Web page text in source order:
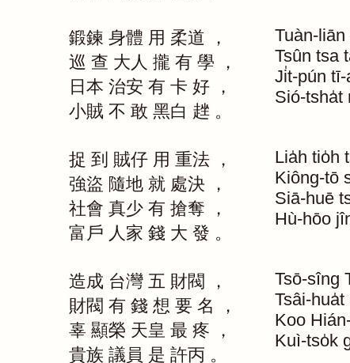
鍛鍊 身體 用 柔道
，
巡 查 大人 攏 有 學
，
日本 治安 有 卡 好
，
小賊 不 敢 黑白 趖 。
Tuàn-liān
Tsûn tsa
Ji̍t-pún tī-
Sió-tsha̍t
捉 到 賊仔 用 重法
，
強盜 隨地 就 處決
，
社會 真少 有 搶奪
，
富戶 人家 錢 大 發 。
Lia̍h tio̍h
Kiông-tō
Siā-huē
Hù-hōo
造成 台灣 五 財閥
，
財閥 有 錢 想 要 名
，
辜 顯榮 天皇 最 疼
，
貴族 議員 是 許丙 。
Tsō-sîng
Tsâi-hua̍t
Koo
Kuì-tso̍k